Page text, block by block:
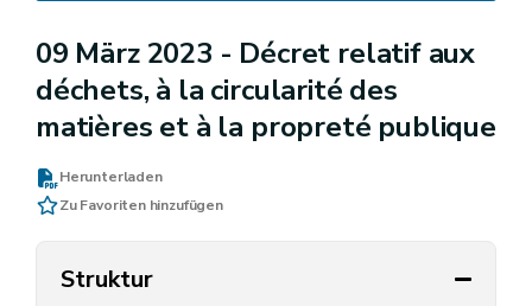
09 März 2023 - Décret relatif aux
déchets, à la circularité des
matières et à la propreté publique
Herunterladen
Zu Favoriten hinzufügen
Struktur